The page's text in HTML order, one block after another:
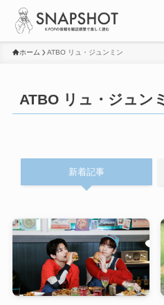
ホーム ATBO リュ・ジュンミン
ATBO リュ・ジュン
新着記事